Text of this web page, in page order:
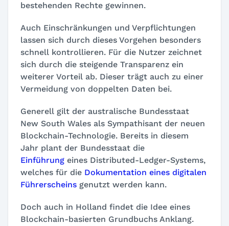
bestehenden Rechte gewinnen.
Auch Einschränkungen und Verpflichtungen
lassen sich durch dieses Vorgehen besonders
schnell kontrollieren. Für die Nutzer zeichnet
sich durch die steigende Transparenz ein
weiterer Vorteil ab. Dieser trägt auch zu einer
Vermeidung von doppelten Daten bei.
Generell gilt der australische Bundesstaat
New South Wales als Sympathisant der neuen
Blockchain-Technologie. Bereits in diesem
Jahr plant der Bundesstaat die
Einführung eines Distributed-Ledger-Systems,
welches für die Dokumentation eines digitalen
Führerscheins genutzt werden kann.
Doch auch in Holland findet die Idee eines
Blockchain-basierten Grundbuchs Anklang.